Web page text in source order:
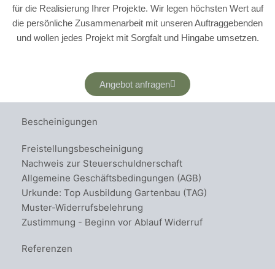
für die Realisierung Ihrer Projekte. Wir legen höchsten Wert auf
die persönliche Zusammenarbeit mit unseren Auftraggebenden
und wollen jedes Projekt mit Sorgfalt und Hingabe umsetzen.
Angebot anfragen
Bescheinigungen
Freistellungsbescheinigung
Nachweis zur Steuerschuldnerschaft
Allgemeine Geschäftsbedingungen (AGB)
Urkunde: Top Ausbildung Gartenbau (TAG)
Muster-Widerrufsbelehrung
Zustimmung - Beginn vor Ablauf Widerruf
Referenzen